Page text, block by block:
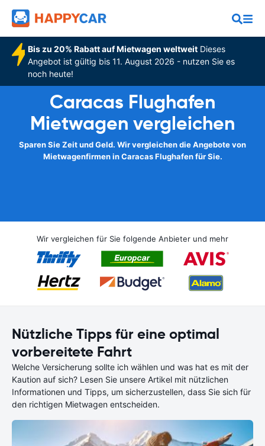
Bis zu 20% Rabatt auf Mietwagen weltweitDieses
Angebot ist gültig bis 11. August 2026 - nutzen Sie es
noch heute!
Caracas Flughafen
Mietwagen vergleichen
Sparen Sie Zeit und Geld. Wir vergleichen die Angebote von
Mietwagenfirmen in Caracas Flughafen für Sie.
Wir vergleichen für Sie folgende Anbieter und mehr
Nützliche Tipps für eine optimal
vorbereitete Fahrt
Welche Versicherung sollte ich wählen und was hat es mit der
Kaution auf sich? Lesen Sie unsere Artikel mit nützlichen
Informationen und Tipps, um sicherzustellen, dass Sie sich für
den richtigen Mietwagen entscheiden.